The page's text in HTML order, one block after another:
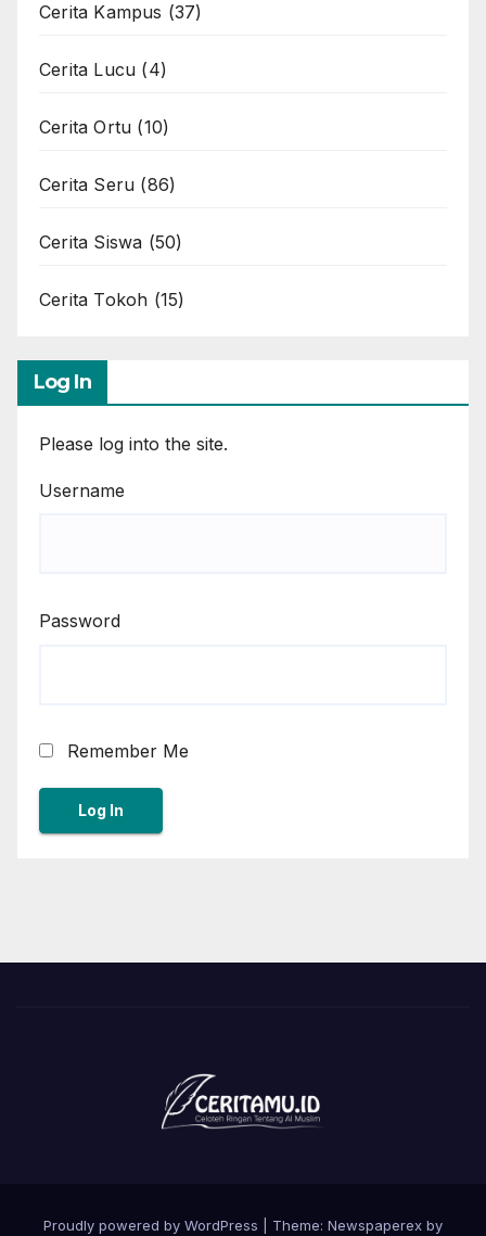
Cerita Kampus (37)
Cerita Lucu (4)
Cerita Ortu (10)
Cerita Seru (86)
Cerita Siswa (50)
Cerita Tokoh (15)
Log In
Please log into the site.
Username
Password
Remember Me
Proudly powered by WordPress Theme: Newspaperex by